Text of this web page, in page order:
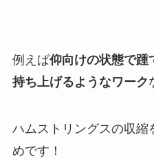
例えば仰向けの状態で踵
持ち上げるようなワーク
ハムストリングスの収縮
めです！